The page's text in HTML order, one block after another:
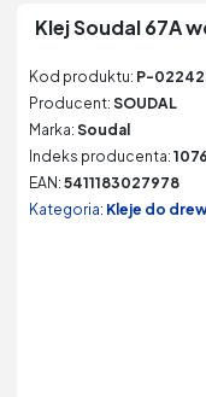
Klej Soudal 67A
Kod produktu: P-
Producent: SOUDAL
Marka: Soudal
Indeks producenta:
EAN: 5411183027978
Kategoria: Kleje do